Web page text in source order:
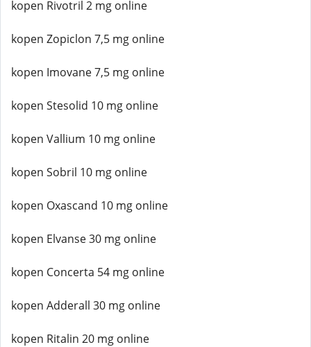
kopen Rivotril 2 mg online
kopen Zopiclon 7,5 mg online
kopen Imovane 7,5 mg online
kopen Stesolid 10 mg online
kopen Vallium 10 mg online
kopen Sobril 10 mg online
kopen Oxascand 10 mg online
kopen Elvanse 30 mg online
kopen Concerta 54 mg online
kopen Adderall 30 mg online
kopen Ritalin 20 mg online